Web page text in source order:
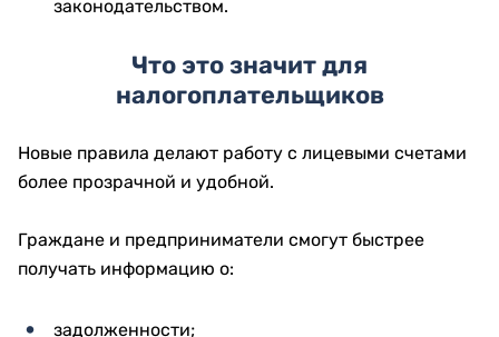
законодательством.
Что это значит для
налогоплательщиков
Новые правила делают работу с лицевыми счетами
более прозрачной и удобной.
Граждане и предприниматели смогут быстрее
получать информацию о:
задолженности;